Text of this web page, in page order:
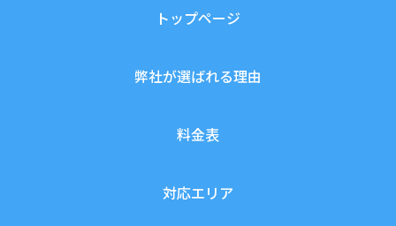
トップページ
弊社が選ばれる理由
料金表
対応エリア